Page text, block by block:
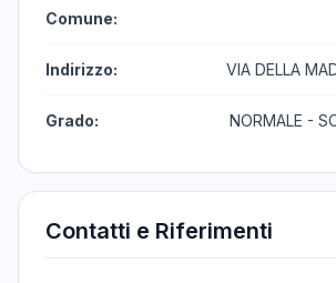
Comune:
Indirizzo: VIA DELLA
Grado: NORMALE -
Contatti e Riferimenti